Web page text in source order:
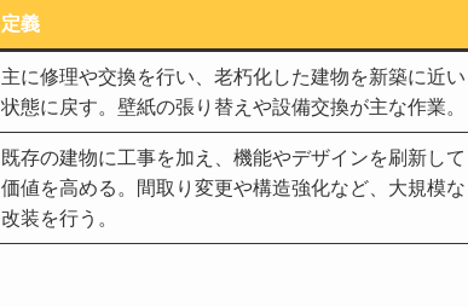
定義
主に修理や交換を行い、老朽化した建物を新築に近い
状態に戻す。壁紙の張り替えや設備交換が主な作業。
既存の建物に工事を加え、機能やデザインを刷新して
価値を高める。間取り変更や構造強化など、大規模な
改装を行う。